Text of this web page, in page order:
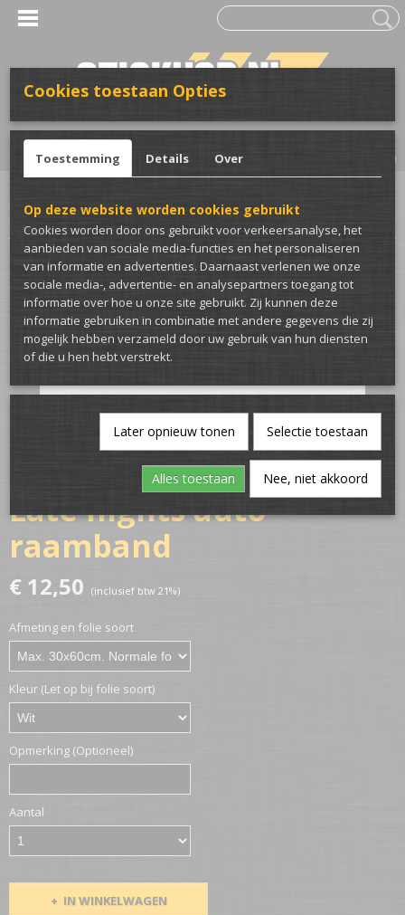
Inloggen Registreren
(0)
Home >Stickers>Voor de auto>Raambanden>Late nights auto
raamband
Late nights auto
raamband
€ 12,50 (inclusief btw 21%)
Afmeting en folie soort
Kleur (Let op bij folie soort)
Opmerking (Optioneel)
Aantal
IN WINKELWAGEN
Cookies toestaan Opties
Toestemming Details Over
Op deze website worden cookies gebruikt
Cookies worden door ons gebruikt voor verkeersanalyse, het
aanbieden van sociale media-functies en het personaliseren
van informatie en advertenties. Daarnaast verlenen we onze
sociale media-, advertentie- en analysepartners toegang tot
informatie over hoe u onze site gebruikt. Zij kunnen deze
informatie gebruiken in combinatie met andere gegevens die zij
mogelijk hebben verzameld door uw gebruik van hun diensten
of die u hen hebt verstrekt.
Later opnieuw tonen Selectie toestaan
Alles toestaan Nee, niet akkoord